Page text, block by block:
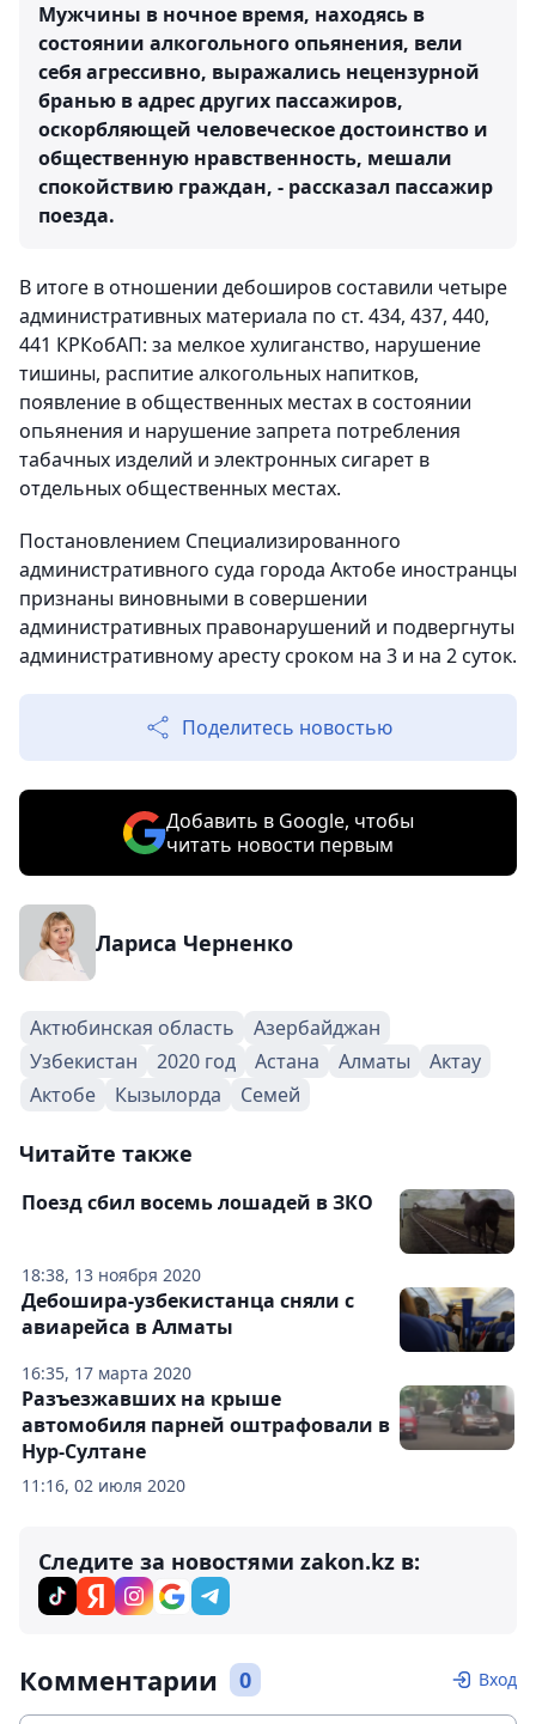
Мужчины в ночное время, находясь в
состоянии алкогольного опьянения, вели
себя агрессивно, выражались нецензурной
бранью в адрес других пассажиров,
оскорбляющей человеческое достоинство и
общественную нравственность, мешали
спокойствию граждан, - рассказал пассажир
поезда.
В итоге в отношении дебоширов составили четыре
административных материала по ст. 434, 437, 440,
441 КРКобАП: за мелкое хулиганство, нарушение
тишины, распитие алкогольных напитков,
появление в общественных местах в состоянии
опьянения и нарушение запрета потребления
табачных изделий и электронных сигарет в
отдельных общественных местах.
Постановлением Специализированного
административного суда города Актобе иностранцы
признаны виновными в совершении
административных правонарушений и подвергнуты
административному аресту сроком на 3 и на 2 суток.
Поделитесь новостью
Добавить в Google, чтобы
читать новости первым
Лариса Черненко
Актюбинская область
Азербайджан
Узбекистан
2020 год Астана Алматы
Актау
Актобе
Кызылорда Семей
Читайте также
18:38, 13 ноября 2020
Поезд сбил восемь лошадей в ЗКО
16:35, 17 марта 2020
Дебошира-узбекистанца сняли с
авиарейса в Алматы
11:16, 02 июля 2020
Разъезжавших на крыше
автомобиля парней оштрафовали в
Нур-Султане
Следите за новостями zakon.kz в:
Комментарии 0 Вход